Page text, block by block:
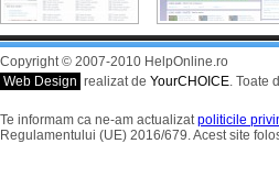
Copyright © 2007-2010 HelpOnline.ro
Web Design realizat de YourCHOICE. Toate
Te informam ca ne-am actualizatpoliticile
Regulamentului (UE) 2016/679. Acest site